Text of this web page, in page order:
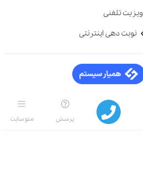
ویزیت تلفنی
نوبت دهی اینترنتی
پرسش منو سایت